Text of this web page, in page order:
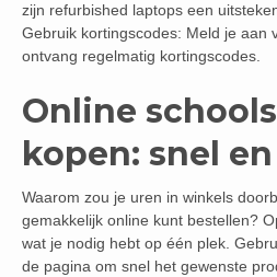
zijn refurbished laptops een
Gebruik kortingscodes: Meld je aan
ontvang regelmatig kortingscodes.
Online
kopen: snel
Waarom zou je uren in winkels
gemakkelijk online kunt bestellen?
wat je nodig hebt op één plek.
de pagina om snel het gewenste